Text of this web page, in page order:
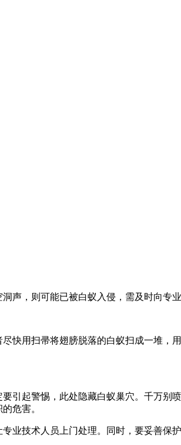
声，则可能已被白蚁入侵，需及时向专
快用扫帚将翅膀脱落的白蚁扫成一堆，
引起警惕，此处隐藏白蚁巢穴。千万别
危害。
业技术人员上门处理。同时，要妥善保